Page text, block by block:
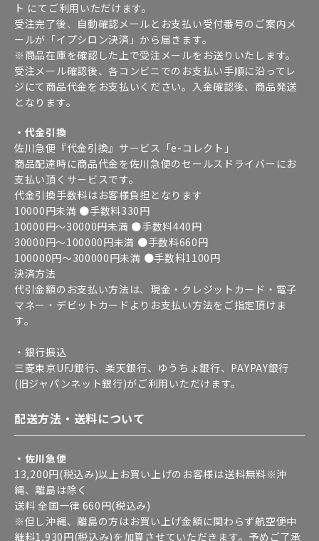
ト にてご利用いただけます。
受注完了後、自動確認メールとお支払い受付番号のご案内メ
ールが「イプシロン決済」から届きます。
※商品在庫を確認した上で受注メールをお送りいたします。
受注メール確認後、各コンビニでのお支払い手順に沿ってレ
ジにて商品代金をお支払いください。入金確認後、商品発送
となります。
・代金引換
佐川急便『代金引換』サービス「e-コレクト」
商品配達時に商品代金を佐川急便のセールスドライバーにお
支払い頂くサービスです。
代金引換手数料はお客様負担となります
10000円未満 ●手数料330円
10000円～30000円未満 ●手数料440円
30000円～100000円未満 ●手数料660円
100000円～300000円未満 ●手数料1100円
決済方法
代引金額のお支払い方法は、現金・クレジットカード・電子
マネー・デビットカードよりお支払い方法をご指定頂けま
す。
・銀行振込
三菱東京UFJ銀行、楽天銀行、ゆうちょ銀行、PAYPAY銀行
(旧ジャパンネット銀行)がご利用いただけます。
配送方法・送料について
・佐川急便
13,200円(税込み)以上お買い上げのお客様は送料無料※沖
縄、離島は除く
送料 全国一律 660円(税込み)
※但し沖縄、離島の方はお買い上げ金額に関わらず航空便中
継料1,930円(税込み)を加算させていただきます。予めご了承